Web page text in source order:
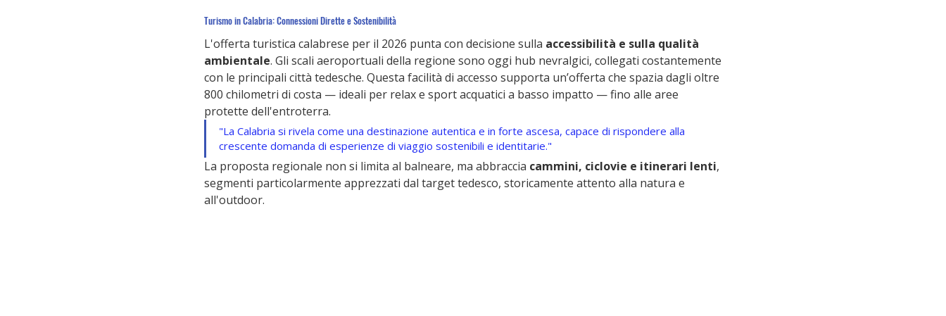
Turismo in Calabria: Connessioni Dirette e Sostenibilità
L'offerta turistica calabrese per il 2026 punta con decisione sulla accessibilità e sulla qualità
ambientale. Gli scali aeroportuali della regione sono oggi hub nevralgici, collegati costantemente
con le principali città tedesche. Questa facilità di accesso supporta un’offerta che spazia dagli oltre
800 chilometri di costa — ideali per relax e sport acquatici a basso impatto — fino alle aree
protette dell'entroterra.
"La Calabria si rivela come una destinazione autentica e in forte ascesa, capace di rispondere alla
crescente domanda di esperienze di viaggio sostenibili e identitarie."
La proposta regionale non si limita al balneare, ma abbraccia cammini, ciclovie e itinerari lenti,
segmenti particolarmente apprezzati dal target tedesco, storicamente attento alla natura e
all'outdoor.